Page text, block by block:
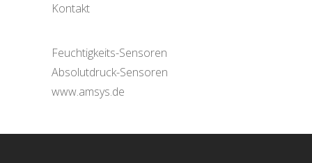
Kontakt
Feuchtigkeits-Sensoren
Absolutdruck-Sensoren
www.amsys.de